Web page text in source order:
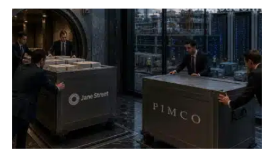
Jane Street négocie le transfert de 11 milliards de